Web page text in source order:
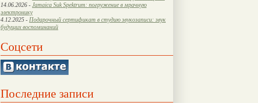
14.06.2026 - Jamaica Suk Spektrum: погружение в мрачную
электронику
4.12.2025 - Подарочный сертификат в студию звукозаписи: звук
будущих воспоминаний
Соцсети
Последние записи